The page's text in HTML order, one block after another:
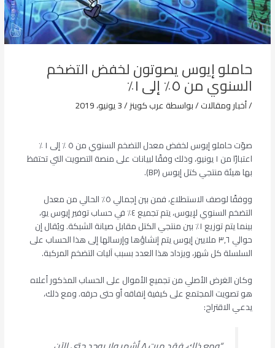
حاملو إيوس يصوتون لخفض التضخم
السنوي من ٥٪ إلى ١٪
/أخبار ومقالات/ بواسطةعرب كوينز/3 يونيو، 2019
صوّت حاملو إيوس لخفض معدل التضخم السنوي من ٥ ٪ إلى ١ ٪
اعتبارًا من ١ يونيو، وذلك وفقًا لبيانات على منصة التصويت التي تحتفظ
بها هيئة منتجي كتل إيوس (BP).
ووفقًا لوصف الاستطلاع، فمن بين إجمالي ٥٪ الحالي من معدل
التضخم السنوي لإيوس، يتم تجميع ٤٪ في حساب توفير إيوس يو،
بينما يتم توزيع ١٪ بين منتجي الكتل مقابل صيانة الشبكة. ويُقال إن
حوالي ٣,٦ ملايين إيوس يتم إنشاؤها وإرسالها إلى هذا الحساب على
السلسلة كل شهر، ويزداد هذا العدد بسبب آليات التضخم المركبة.
وكان الغرض الأصلي من تجميع الأموال على الحساب المذكور أعلاه
هو تصويت المجتمع على كيفية إنفاقه أو حتى حرقه. ومع ذلك،
يدعي الاقتراح: